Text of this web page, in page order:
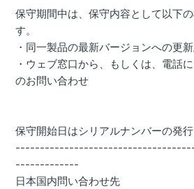
保守期間中は、保守内容として以下
す。
・同一製品の最新バージョンへの更
・ウェブ窓口から、もしくは、電話
のお問い合わせ
保守開始日はシリアルナンバーの発行
-------------
日本国内問い合わせ先